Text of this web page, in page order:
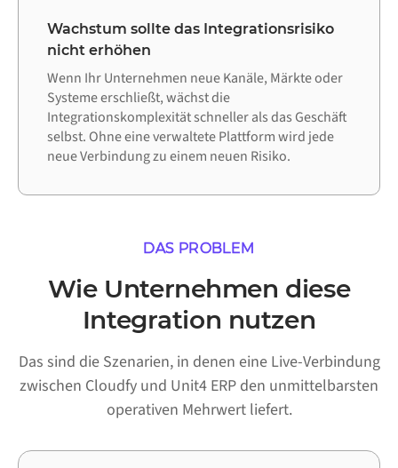
Wachstum sollte das Integrationsrisiko
nicht erhöhen
Wenn Ihr Unternehmen neue Kanäle, Märkte oder
Systeme erschließt, wächst die
Integrationskomplexität schneller als das Geschäft
selbst. Ohne eine verwaltete Plattform wird jede
neue Verbindung zu einem neuen Risiko.
DAS PROBLEM
Wie Unternehmen diese
Integration nutzen
Das sind die Szenarien, in denen eine Live-Verbindung
zwischen Cloudfy und Unit4 ERP den unmittelbarsten
operativen Mehrwert liefert.